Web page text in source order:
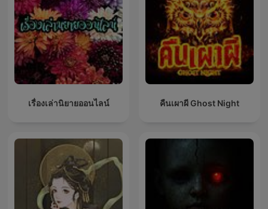
เรื่องเล่านิยายออนไลน์ คืนเผาผี Ghost Night